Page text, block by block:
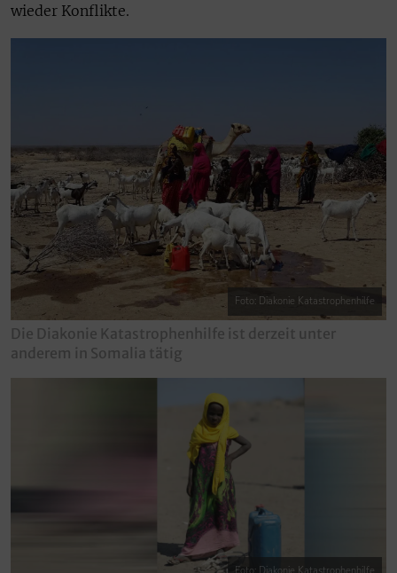
wieder Konflikte.
Foto: Diakonie Katastrophenhilfe
Die Diakonie Katastrophenhilfe ist derzeit unter
anderem in Somalia tätig